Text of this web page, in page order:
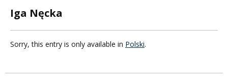
Iga Nęcka
Sorry, this entry is only available in Polski.